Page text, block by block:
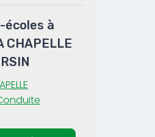
à
CHAPELLE